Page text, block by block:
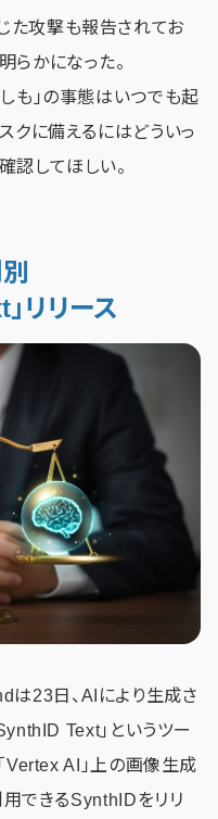
た攻撃も報告されてお
らかになった。
も」の事態はいつでも起
クに備えるにはどういっ
認してほしい。
リリース
23日、AIにより生成さ
Text」というツー
Vertex AI」上の画像生成
できるSynthIDをリリ